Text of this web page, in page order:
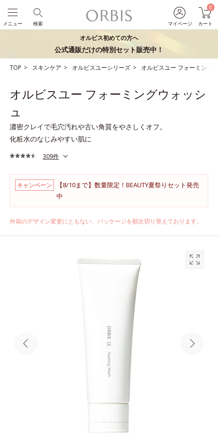
マイページ
0
カート
検索
メニュー
オルビス初めての方へ
公式通販だけの特別セット販売中！
TOP スキンケア オルビスユーシリーズ オルビスユー フォーミング
オルビスユー フォーミングウォッシ
ュ
濃密クレイで毛穴汚れや古い角質をやさしくオフ。
化粧水のなじみやすい肌に
309件
キャンペーン
【8/10まで】数量限定！BEAUTY夏祭りセット発売
中
外箱のデザイン変更にともない、パッケージを順次切り替えております。